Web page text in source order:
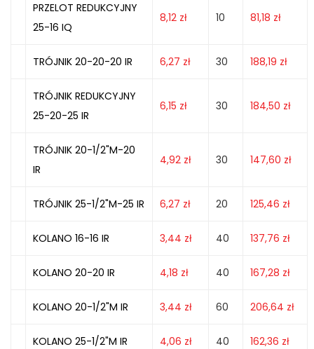
PRZELOT REDUKCYJNY
25-16 IQ
8,12 zł 10 81,18 zł
TRÓJNIK 20-20-20 IR 6,27 zł 30 188,19 zł
TRÓJNIK REDUKCYJNY
25-20-25 IR
6,15 zł 30 184,50 zł
TRÓJNIK 20-1/2"M-20
IR
4,92 zł 30 147,60 zł
TRÓJNIK 25-1/2"M-25 IR 6,27 zł 20 125,46 zł
KOLANO 16-16 IR 3,44 zł 40 137,76 zł
KOLANO 20-20 IR 4,18 zł 40 167,28 zł
KOLANO 20-1/2"M IR 3,44 zł 60 206,64 zł
KOLANO 25-1/2"M IR 4,06 zł 40 162,36 zł